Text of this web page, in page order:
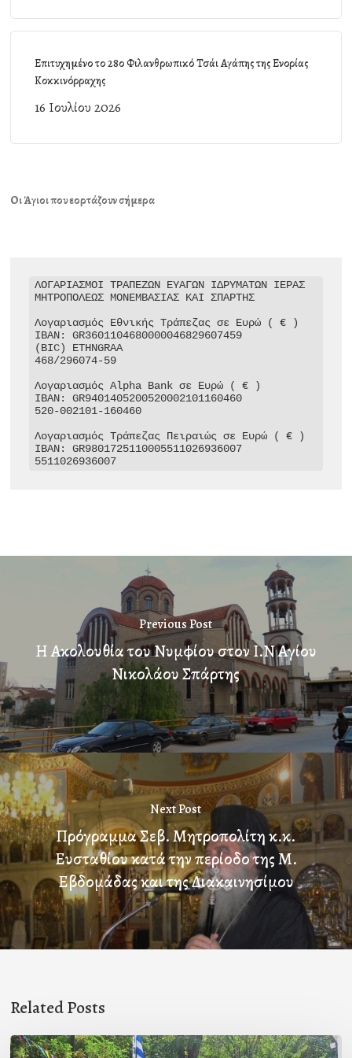
Επιτυχημένο το 28ο Φιλανθρωπικό Τσάι Αγάπης της Ενορίας
Κοκκινόρραχης
16 Ιουλίου 2026
Οι Άγιοι που εορτάζουν σήμερα
ΛΟΓΑΡΙΑΣΜΟΙ ΤΡΑΠΕΖΩΝ ΕΥΑΓΩΝ ΙΔΡΥΜΑΤΩΝ ΙΕΡΑΣ
ΜΗΤΡΟΠΟΛΕΩΣ ΜΟΝΕΜΒΑΣΙΑΣ ΚΑΙ ΣΠΑΡΤΗΣ
Λογαριασμός Εθνικής Τράπεζας σε Ευρώ ( € )
IBAN: GR3601104680000046829607459
(BIC) ETHNGRAA
468/296074-59
Λογαριασμός Alpha Bank σε Ευρώ ( € )
IBAN: GR9401405200520002101160460
520-002101-160460
Λογαριασμός Τράπεζας Πειραιώς σε Ευρώ ( € )
IBAN: GR9801725110005511026936007
5511026936007
Previous Post
Η Ακολουθία του Νυμφίου στον Ι.Ν Αγίου
Νικολάου Σπάρτης
Next Post
Πρόγραμμα Σεβ. Μητροπολίτη κ.κ.
Ευσταθίου κατά την περίοδο της Μ.
Εβδομάδας και της Διακαινησίμου
Related Posts
Με